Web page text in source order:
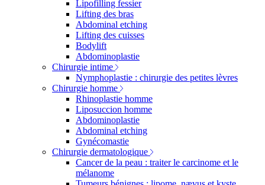
Lipofilling fessier
Lifting des bras
Abdominal etching
Lifting des cuisses
Bodylift
Abdominoplastie
Chirurgie intime
Nymphoplastie : chirurgie des petites lèvres
Chirurgie homme
Rhinoplastie homme
Liposuccion homme
Abdominoplastie
Abdominal etching
Gynécomastie
Chirurgie dermatologique
Cancer de la peau : traiter le carcinome et le
mélanome